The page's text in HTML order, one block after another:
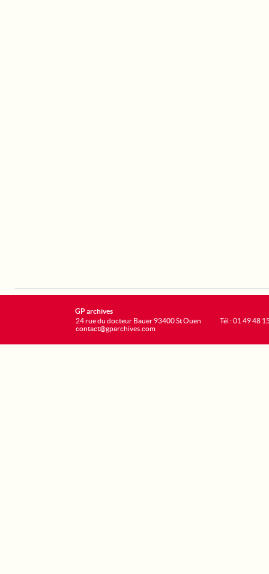
GP archives
24 rue du docteur Bauer 93400 St Ouen
contact@gparchives.com
Tél : 01 49 48